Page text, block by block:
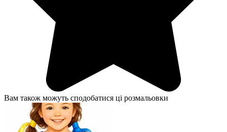
Вам також можуть сподобатися ці розмальовки